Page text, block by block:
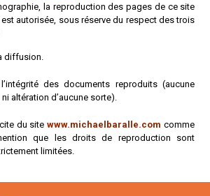
la reproduction des pages de ce site
autorisée, sous réserve du respect des trois
diffusion.
des documents reproduits (aucune
altération d’aucune sorte).
du sitewww.michaelbaralle.com comme
que les droits de reproduction sont
limitées.